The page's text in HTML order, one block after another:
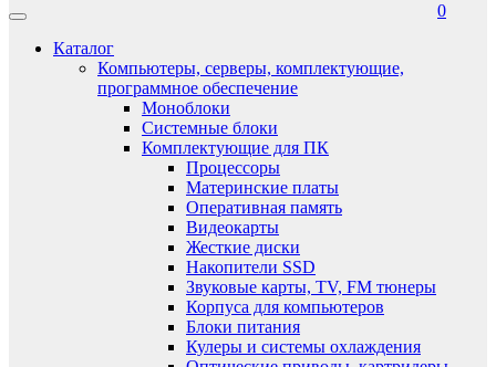
0
Каталог
Компьютеры, серверы, комплектующие,
программное обеспечение
Моноблоки
Системные блоки
Комплектующие для ПК
Процессоры
Материнские платы
Оперативная память
Видеокарты
Жесткие диски
Накопители SSD
Звуковые карты, TV, FM тюнеры
Корпуса для компьютеров
Блоки питания
Кулеры и системы охлаждения